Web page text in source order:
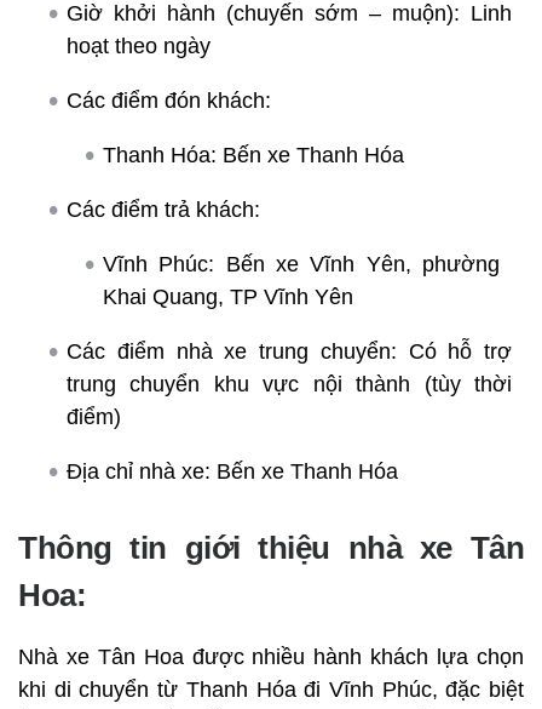
Giờ khởi hành (chuyến sớm – muộn): Linh
hoạt theo ngày
Các điểm đón khách:
Thanh Hóa: Bến xe Thanh Hóa
Các điểm trả khách:
Vĩnh Phúc: Bến xe Vĩnh Yên, phường
Khai Quang, TP Vĩnh Yên
Các điểm nhà xe trung chuyển: Có hỗ trợ
trung chuyển khu vực nội thành (tùy thời
điểm)
Địa chỉ nhà xe: Bến xe Thanh Hóa
Thông tin giới thiệu nhà xe Tân
Hoa:
Nhà xe Tân Hoa được nhiều hành khách lựa chọn
khi di chuyển từ Thanh Hóa đi Vĩnh Phúc, đặc biệt